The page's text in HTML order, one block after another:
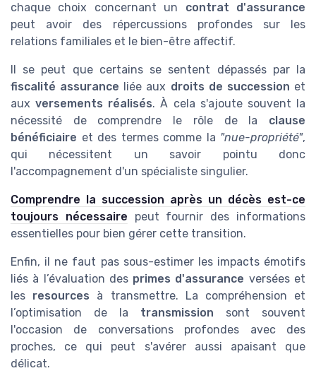
chaque choix concernant un contrat d'assurance
peut avoir des répercussions profondes sur les
relations familiales et le bien-être affectif.
Il se peut que certains se sentent dépassés par la
fiscalité assurance liée aux droits de succession et
auxversements réalisés. À cela s'ajoute souvent la
nécessité de comprendre le rôle de la clause
bénéficiaire et des termes comme la "nue-propriété",
qui nécessitent un savoir pointu donc
l'accompagnement d'un spécialiste singulier.
Comprendre la succession après un décès est-ce
toujours nécessaire peut fournir des informations
essentielles pour bien gérer cette transition.
Enfin, il ne faut pas sous-estimer les impacts émotifs
liés à l’évaluation des primes d'assurance versées et
les resources à transmettre. La compréhension et
l’optimisation de la transmission sont souvent
l'occasion de conversations profondes avec des
proches, ce qui peut s'avérer aussi apaisant que
délicat.